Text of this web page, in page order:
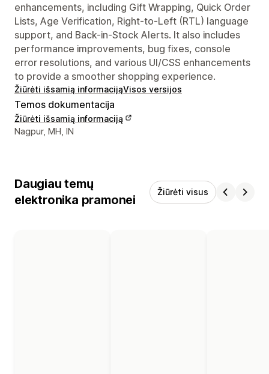
enhancements, including Gift Wrapping, Quick Order
Lists, Age Verification, Right-to-Left (RTL) language
support, and Back-in-Stock Alerts. It also includes
performance improvements, bug fixes, console
error resolutions, and various UI/CSS enhancements
to provide a smoother shopping experience.
Žiūrėti išsamią informacijąVisos versijos
Temos dokumentacija
Žiūrėti išsamią informaciją
Kūrėjo kontaktiniai duomenys
Nagpur, MH, IN
Daugiau temų
elektronika pramonei
Žiūrėti visus